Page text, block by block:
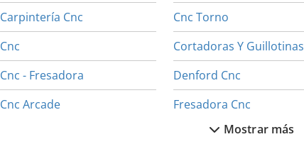
Carpintería Cnc
Cnc
Cnc - Fresadora
Cnc Arcade
Cnc Torno
Cortadoras Y Guillotinas
Denford Cnc
Fresadora Cnc
Fresadoras CncMostrar más